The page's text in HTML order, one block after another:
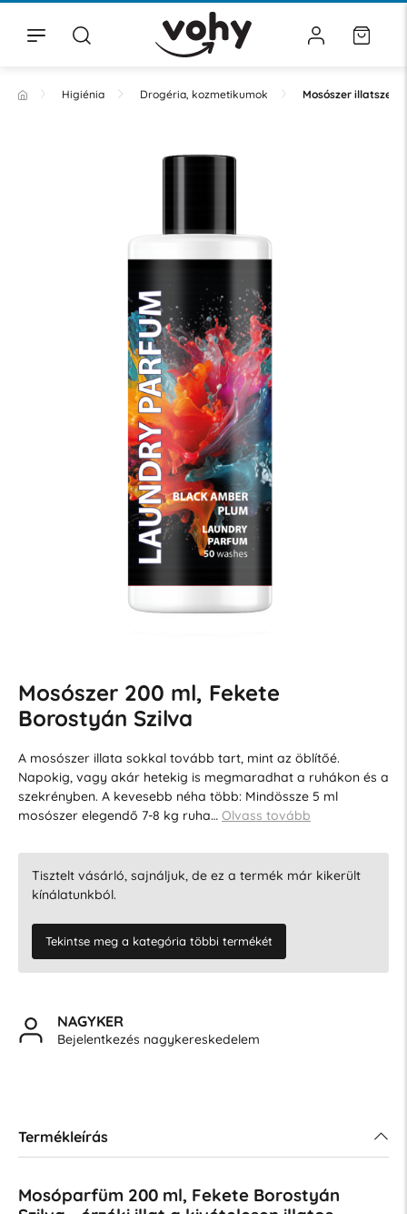
Higiénia Drogéria, kozmetikumok Mosószer
Mosószer 200 ml, Fekete
Borostyán Szilva
A mosószer illata sokkal tovább tart, mint az öblítőé.
Napokig, vagy akár hetekig is megmaradhat a ruhákon és a
szekrényben. A kevesebb néha több: Mindössze 5 ml
mosószer elegendő 7-8 kg ruha… Olvass tovább
Tisztelt vásárló, sajnáljuk, de ez a termék már kikerült
kínálatunkból.
Tekintse meg a kategória többi termékét
NAGYKER
Bejelentkezés nagykereskedelem
Termékleírás
Mosóparfüm 200 ml, Fekete Borostyán